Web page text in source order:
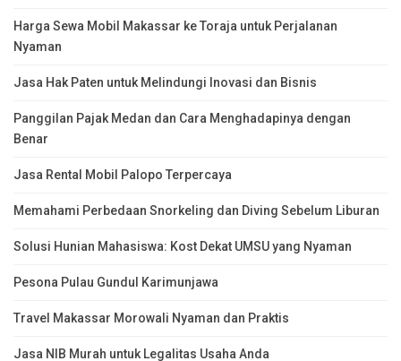
Harga Sewa Mobil Makassar ke Toraja untuk Perjalanan
Nyaman
Jasa Hak Paten untuk Melindungi Inovasi dan Bisnis
Panggilan Pajak Medan dan Cara Menghadapinya dengan
Benar
Jasa Rental Mobil Palopo Terpercaya
Memahami Perbedaan Snorkeling dan Diving Sebelum Liburan
Solusi Hunian Mahasiswa: Kost Dekat UMSU yang Nyaman
Pesona Pulau Gundul Karimunjawa
Travel Makassar Morowali Nyaman dan Praktis
Jasa NIB Murah untuk Legalitas Usaha Anda